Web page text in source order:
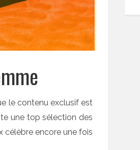
le contenu exclusif est
une top sélection des
célèbre encore une fois